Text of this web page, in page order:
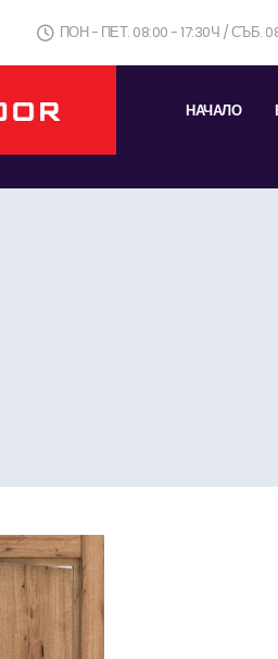
ПОН - ПЕТ. 08:00 - 17:30Ч / СЪБ.
НАЧАЛО